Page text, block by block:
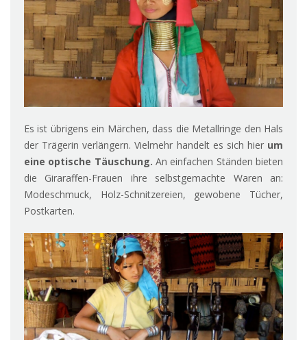
Es ist übrigens ein Märchen, dass die Metallringe den Hals
der Trägerin verlängern. Vielmehr handelt es sich hier um
eine optische Täuschung. An einfachen Ständen bieten
die Giraraffen-Frauen ihre selbstgemachte Waren an:
Modeschmuck, Holz-Schnitzereien, gewobene Tücher,
Postkarten.